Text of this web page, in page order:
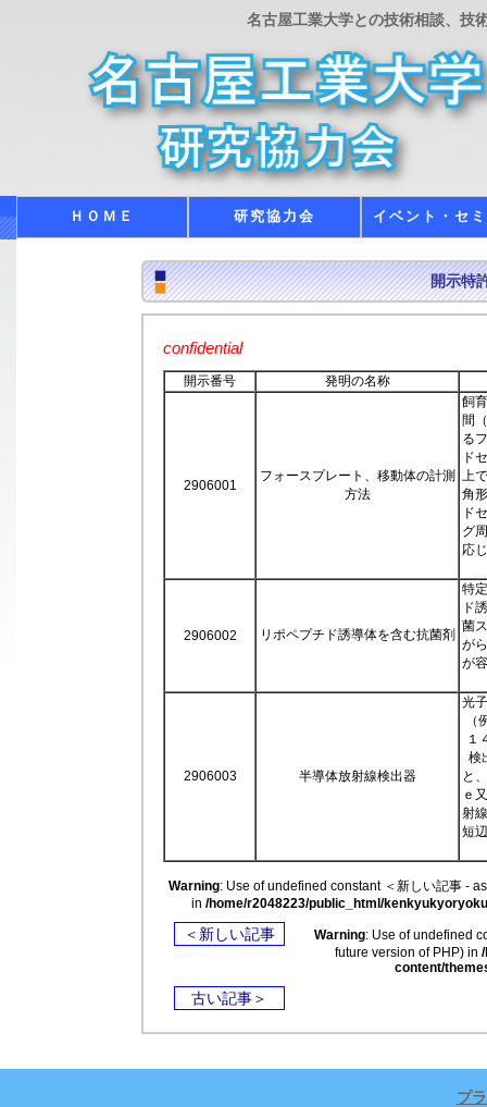
名古屋工業大学との技術相談、技
ＨＯＭＥ 研究協力会 イベント・セ
開示特
confidential
開示番号 発明の名称
2906001
フォースプレート、移動体の計測
方法
飼
間
る
ド
上
角
ド
グ
応
2906002 リポペプチド誘導体を含む抗菌剤
特
ド
菌
が
が
2906003 半導体放射線検出器
光
１
検
と
ｅ
射
短
Warning: Use of undefined constant ＜新しい記事 -
in /home/r2048223/public_html/
＜新しい記事 Warning: Use of undefined
future version of PHP) in
content/
古い記事＞
プ